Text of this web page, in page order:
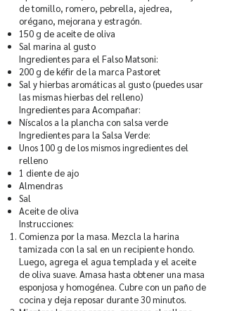
de tomillo, romero, pebrella, ajedrea,
orégano, mejorana y estragón.
150 g de aceite de oliva
Sal marina al gusto
Ingredientes para el Falso Matsoni:
200 g de kéfir de la marca Pastoret
Sal y hierbas aromáticas al gusto (puedes usar
las mismas hierbas del relleno)
Ingredientes para Acompañar:
Níscalos a la plancha con salsa verde
Ingredientes para la Salsa Verde:
Unos 100 g de los mismos ingredientes del
relleno
1 diente de ajo
Almendras
Sal
Aceite de oliva
Instrucciones:
Comienza por la masa. Mezcla la harina
tamizada con la sal en un recipiente hondo.
Luego, agrega el agua templada y el aceite
de oliva suave. Amasa hasta obtener una masa
esponjosa y homogénea. Cubre con un paño de
cocina y deja reposar durante 30 minutos.